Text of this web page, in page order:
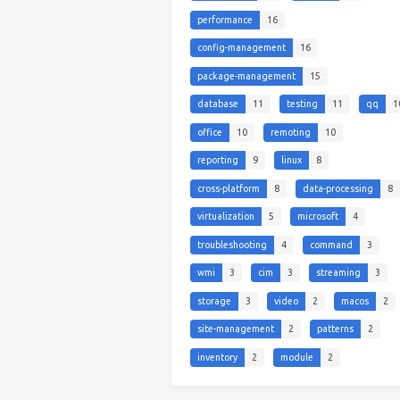
performance 16
config-management 16
package-management 15
database 11 testing 11 qq
office 10 remoting 10
reporting 9 linux 8
cross-platform 8 data-processing 8
virtualization 5 microsoft 4
troubleshooting 4 command 3
wmi 3 cim 3 streaming 3
storage 3 video 2 macos 2
site-management 2 patterns 2
inventory 2 module 2